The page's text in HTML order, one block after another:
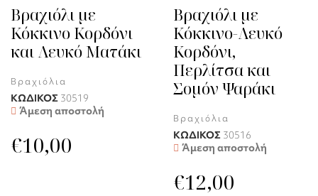
Βραχιόλι με
Κόκκινο Κορδόνι
και Λευκό Ματάκι
Βραχιόλια
ΚΩΔΙΚΟΣ 30519
Άμεση αποστολή
€10,00
Βραχιόλι με
Κόκκινο-Λευκό
Κορδόνι,
Περλίτσα και
Σομόν Ψαράκι
Βραχιόλια
ΚΩΔΙΚΟΣ 30516
Άμεση αποστολή
€12,00